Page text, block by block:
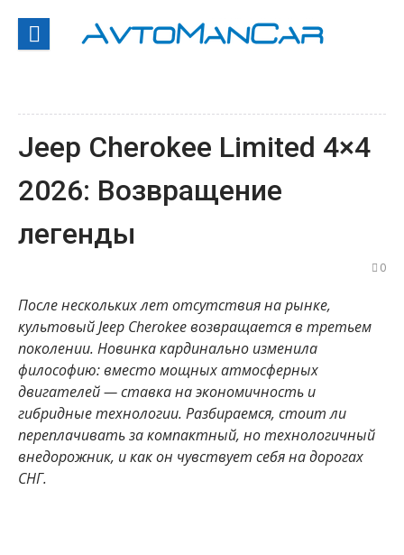
содержанию
Jeep Cherokee Limited 4×4
2026: Возвращение
легенды
0
После нескольких лет отсутствия на рынке,
культовый Jeep Cherokee возвращается в третьем
поколении. Новинка кардинально изменила
философию: вместо мощных атмосферных
двигателей — ставка на экономичность и
гибридные технологии. Разбираемся, стоит ли
переплачивать за компактный, но технологичный
внедорожник, и как он чувствует себя на дорогах
СНГ.